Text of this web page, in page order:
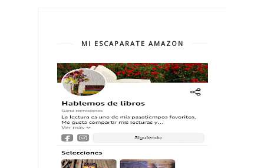
MI ESCAPARATE AMAZON